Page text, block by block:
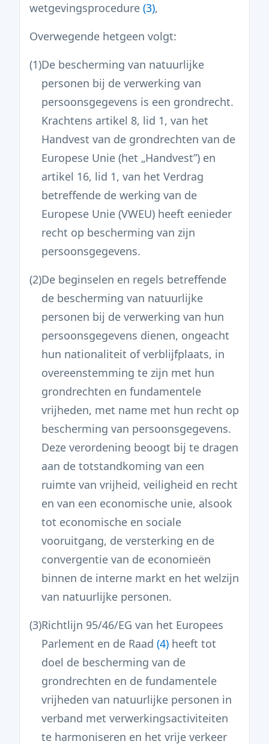
wetgevingsprocedure (3),
Overwegende hetgeen volgt:
(1)De bescherming van natuurlijke
personen bij de verwerking van
persoonsgegevens is een grondrecht.
Krachtens artikel 8, lid 1, van het
Handvest van de grondrechten van de
Europese Unie (het „Handvest”) en
artikel 16, lid 1, van het Verdrag
betreffende de werking van de
Europese Unie (VWEU) heeft eenieder
recht op bescherming van zijn
persoonsgegevens.
(2)De beginselen en regels betreffende
de bescherming van natuurlijke
personen bij de verwerking van hun
persoonsgegevens dienen, ongeacht
hun nationaliteit of verblijfplaats, in
overeenstemming te zijn met hun
grondrechten en fundamentele
vrijheden, met name met hun recht op
bescherming van persoonsgegevens.
Deze verordening beoogt bij te dragen
aan de totstandkoming van een
ruimte van vrijheid, veiligheid en recht
en van een economische unie, alsook
tot economische en sociale
vooruitgang, de versterking en de
convergentie van de economieën
binnen de interne markt en het welzijn
van natuurlijke personen.
(3)Richtlijn 95/46/EG van het Europees
Parlement en de Raad (4) heeft tot
doel de bescherming van de
grondrechten en de fundamentele
vrijheden van natuurlijke personen in
verband met verwerkingsactiviteiten
te harmoniseren en het vrije verkeer